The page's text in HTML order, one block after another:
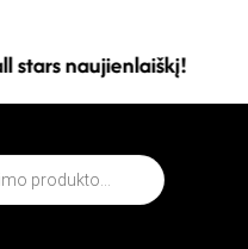
naujienlaiškį!